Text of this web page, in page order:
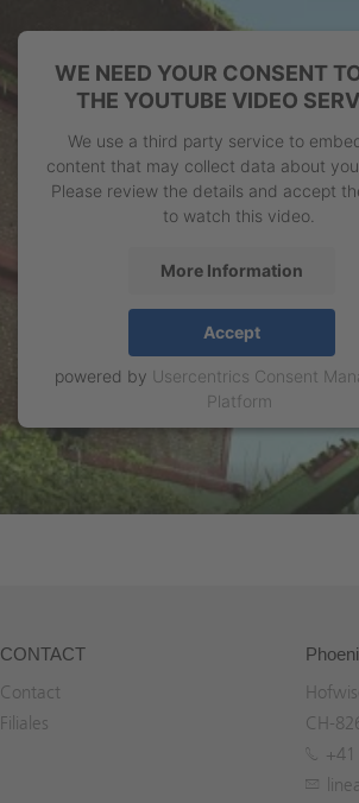
WE NEED YOUR CONSENT
THE YOUTUBE VIDEO
We use a third party service to
content that may collect data about
Please review the details and accept
to watch this video.
More Information
Accept
powered by Usercentrics Consent
Platform
CONTACT
Contact
Filiales
CH-